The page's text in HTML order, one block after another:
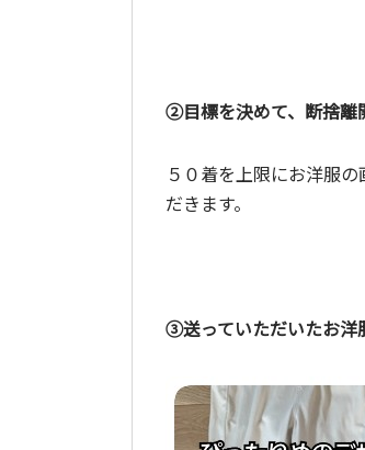
②目標を決めて、断捨離
５０着を上限にお洋服
だきます。
③送っていただいたお洋